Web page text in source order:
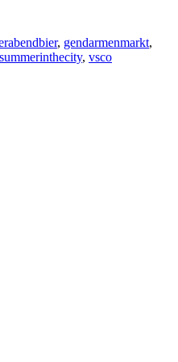
, gendarmenmarkt,
summerinthecity, vsco